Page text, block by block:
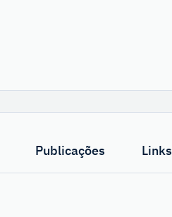
Publicações Links